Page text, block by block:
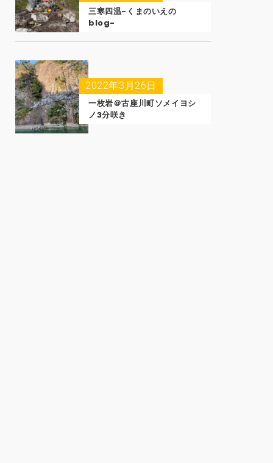
三寒四温-くまのいえの
blog-
2022年3月26日
一枚岩＠古座川町ソメイヨシ
ノ3分咲き